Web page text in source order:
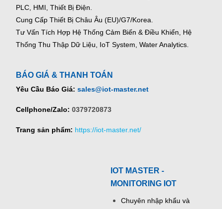
PLC, HMI, Thiết Bị Điện.
Cung Cấp Thiết Bị Châu Âu (EU)/G7/Korea.
Tư Vấn Tích Hợp Hệ Thống Cảm Biến & Điều Khiển, Hệ
Thống Thu Thập Dữ Liệu, IoT System, Water Analytics.
BÁO GIÁ & THANH TOÁN
Yêu Cầu Báo Giá: sales@iot-master.net
Cellphone/Zalo: 0379720873
Trang sản phẩm: https://iot-master.net/
IOT MASTER -
MONITORING IOT
Chuyên nhập khẩu và